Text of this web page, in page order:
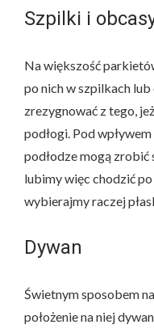
Szpilki i
Na większość
po nich w szpilkach
zrezygnować z tego,
podłogi. Pod
podłodze mogą zrobić
lubimy więc chodzić
wybierajmy raczej
Dywan
Świetnym sposobem
położenie na niej